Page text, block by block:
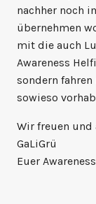
nachher noch
übernehmen
mit die auch
Awareness
sondern
sowieso
Wir freuen und
GaLiGrü
Euer